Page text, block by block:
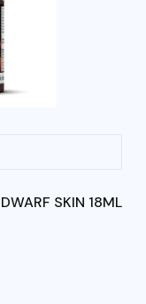
SKIN 18ML